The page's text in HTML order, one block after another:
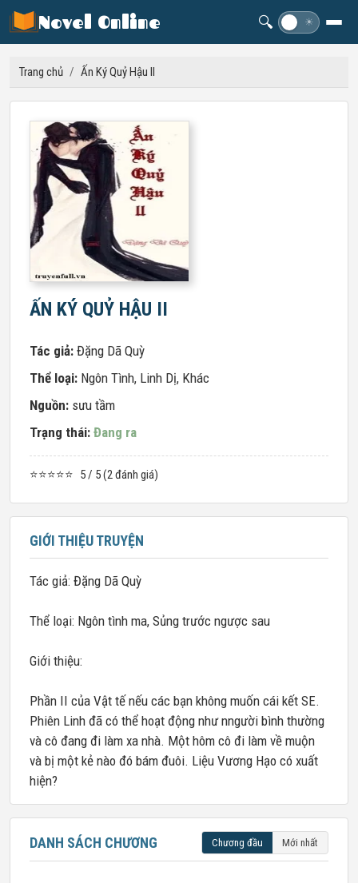
Novel Online 🔍 ☀
Trang chủ / Ấn Ký Quỷ Hậu II
ẤN KÝ QUỶ HẬU II
Tác giả: Đặng Dã Quỳ
Thể loại: Ngôn Tình, Linh Dị, Khác
Nguồn: sưu tầm
Trạng thái: Đang ra
⭐⭐⭐⭐⭐ 5 / 5 (2 đánh giá)
GIỚI THIỆU TRUYỆN
Tác giả: Đặng Dã Quỳ
Thể loại: Ngôn tình ma, Sủng trước ngược sau
Giới thiệu:
Phần II của Vật tế nếu các bạn không muốn cái kết SE.
Phiên Linh đã có thể hoạt động như nngười bình thường
và cô đang đi làm xa nhà. Một hôm cô đi làm về muộn
và bị một kẻ nào đó bám đuôi. Liệu Vương Hạo có xuất
hiện?
DANH SÁCH CHƯƠNG Chương đầu Mới nhất